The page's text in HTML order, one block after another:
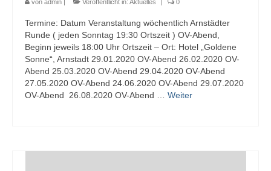
von admin Veröffentlicht in: Aktuelles 0
Termine: Datum Veranstaltung wöchentlich Arnstädter
Runde ( jeden Sonntag 19:30 Ortszeit ) OV-Abend,
Beginn jeweils 18:00 Uhr Ortszeit – Ort: Hotel „Goldene
Sonne“, Arnstadt 29.01.2020 OV-Abend 26.02.2020 OV-
Abend 25.03.2020 OV-Abend 29.04.2020 OV-Abend
27.05.2020 OV-Abend 24.06.2020 OV-Abend 29.07.2020
OV-Abend 26.08.2020 OV-Abend … Weiter